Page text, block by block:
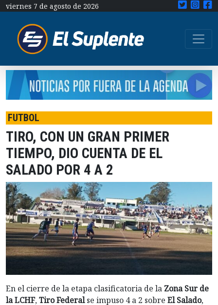
viernes 7 de agosto de 2026
FUTBOL
TIRO, CON UN GRAN PRIMER
TIEMPO, DIO CUENTA DE EL
SALADO POR 4 A 2
En el cierre de la etapa clasificatoria de la Zona Sur de
la LCHF,Tiro Federalse impuso 4 a 2 sobre El Salado,